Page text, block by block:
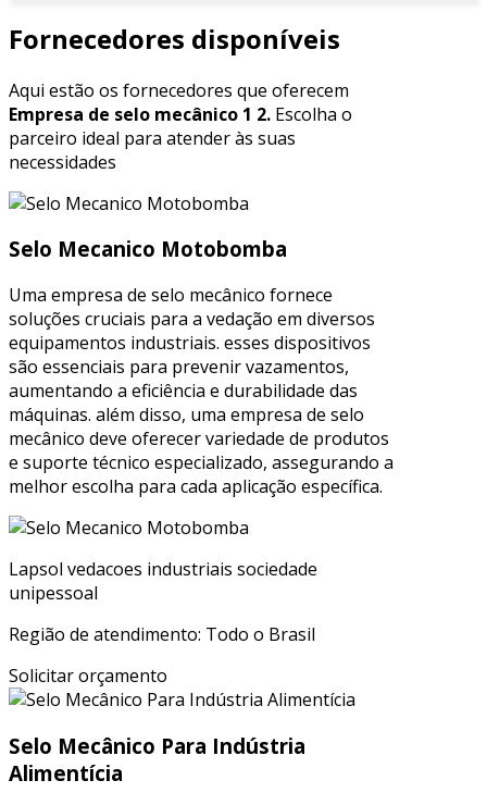
Fornecedores disponíveis
Aqui estão os fornecedores que oferecem
Empresa de selo mecânico 1 2. Escolha o
parceiro ideal para atender às suas
necessidades
Selo Mecanico Motobomba
Uma empresa de selo mecânico fornece
soluções cruciais para a vedação em diversos
equipamentos industriais. esses dispositivos
são essenciais para prevenir vazamentos,
aumentando a eficiência e durabilidade das
máquinas. além disso, uma empresa de selo
mecânico deve oferecer variedade de produtos
e suporte técnico especializado, assegurando a
melhor escolha para cada aplicação específica.
Lapsol vedacoes industriais sociedade
unipessoal
Região de atendimento: Todo o Brasil
Solicitar orçamento
Selo Mecânico Para Indústria
Alimentícia